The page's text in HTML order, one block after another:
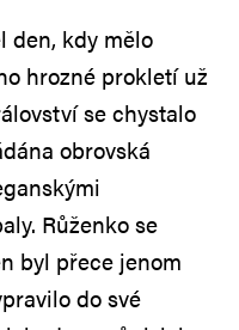
den, kdy mělo
hrozné prokletí už
se chystalo
obrovská
Růženko se
byl přece jenom
do své